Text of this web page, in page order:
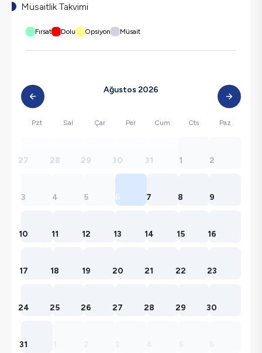
Müsaitlik Takvimi
Fırsat Dolu Opsiyon Müsait
Ağustos 2026
Pzt Sal Çar Per Cum Cts Paz
27 28 29 30 31 1 2
3 4 5 6 7 8 9
10 11 12 13 14 15 16
17 18 19 20 21 22 23
24 25 26 27 28 29 30
31